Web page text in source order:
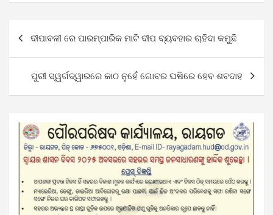
ଦୀପାବଳୀ ରେ ପାରମ୍ପାରିକ ମାଟି ଦୀପ ବ୍ୟବହାର ଚାହିଦା କମୁଛି
ପୁରୀ ସ୍ୱର୍ଗଦ୍ୱାରରେ କାଠ ନୁହେଁ ଗୋବର ଘଷିରେ ହେବ ଶବଦାହ